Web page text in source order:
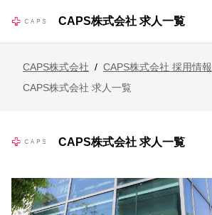
CAPS株式会社 求人一覧
CAPS株式会社 / CAPS株式会社 採用情報
CAPS株式会社 求人一覧
CAPS株式会社 求人一覧